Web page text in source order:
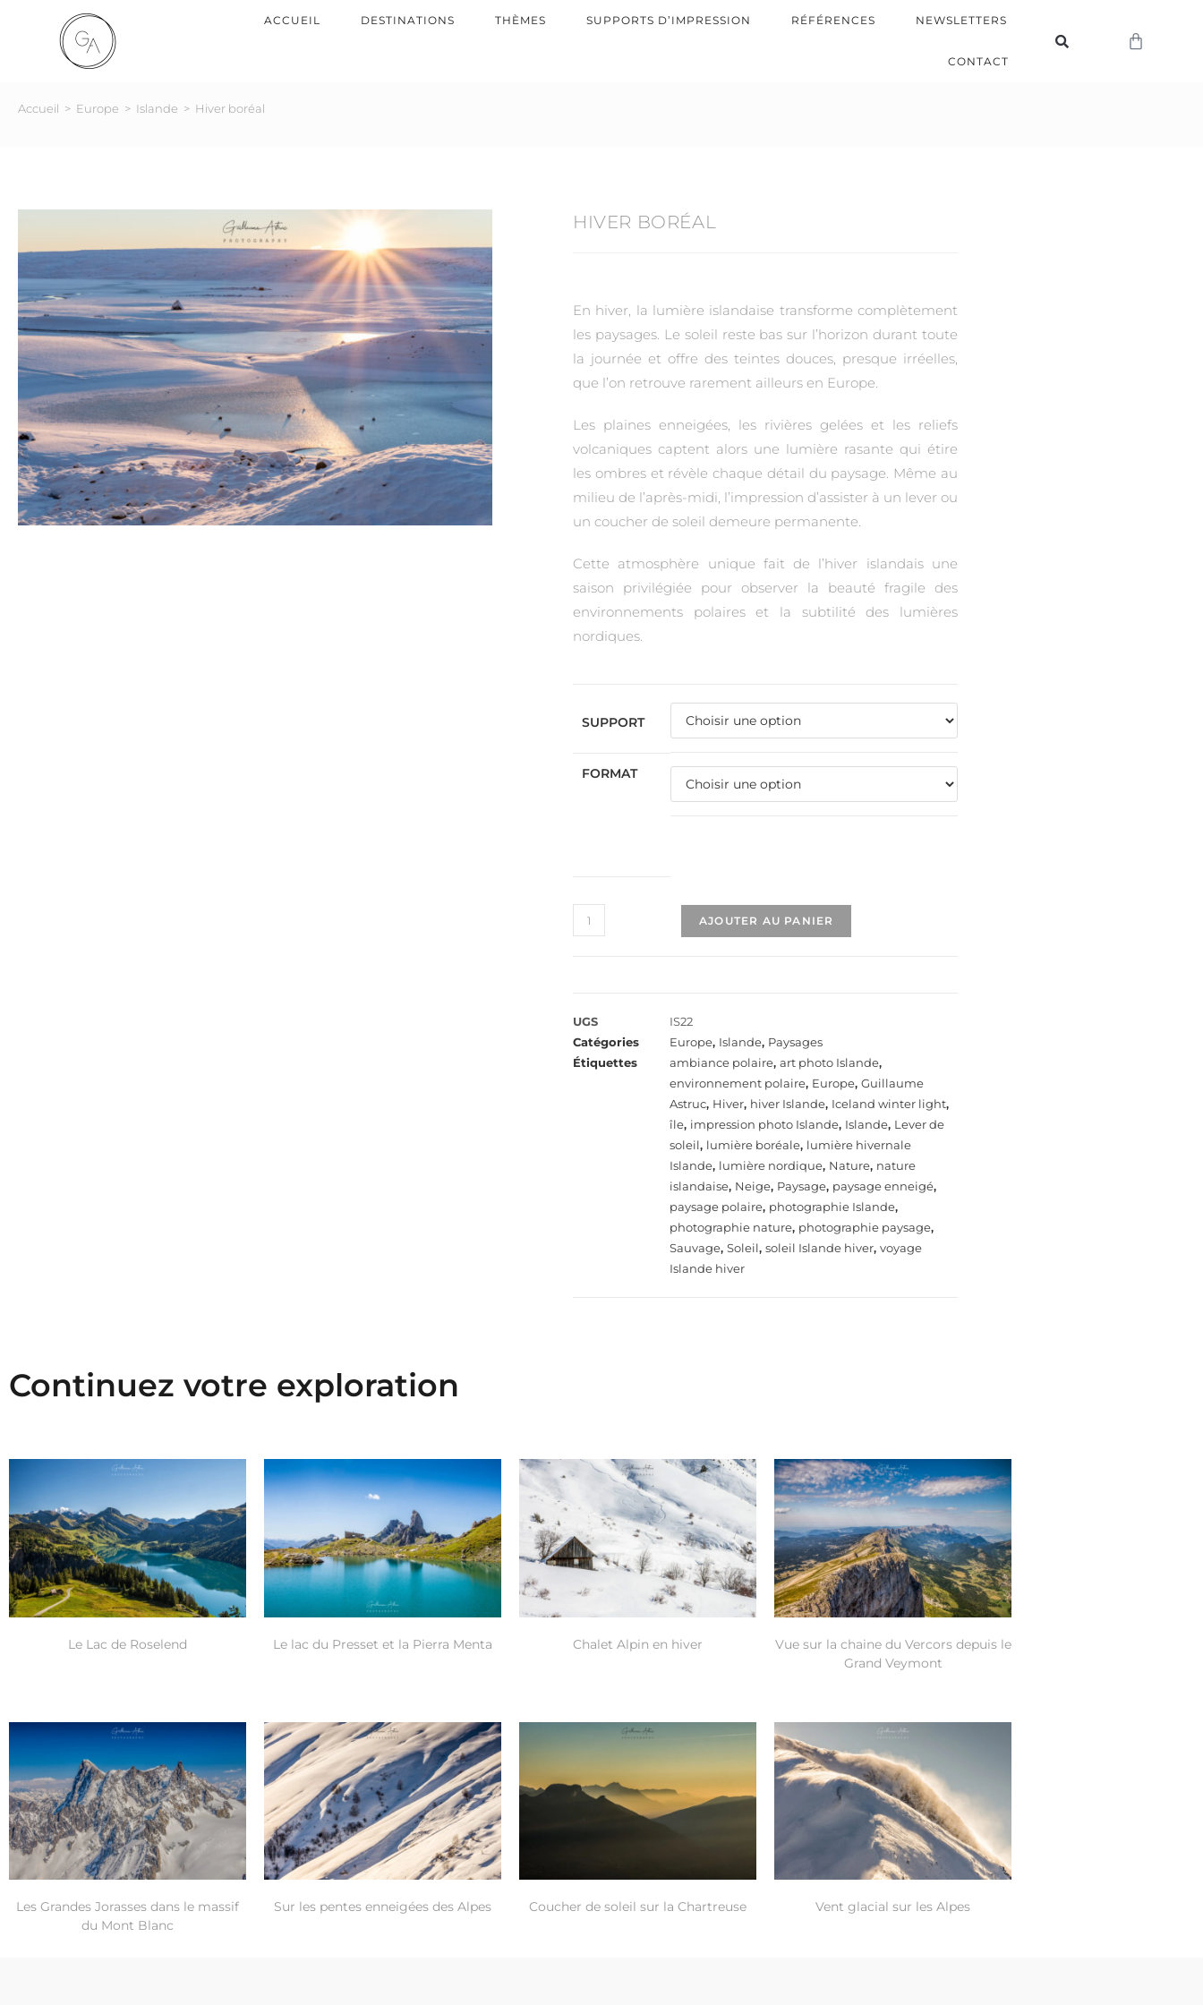
ACCUEIL DESTINATIONS THÈMES SUPPORTS D’IMPRESSION RÉFÉRENCES NEWSLETTERS
CONTACT
Accueil > Europe > Islande > Hiver boréal
HIVER BORÉAL
En hiver, la lumière islandaise transforme complètement
les paysages. Le soleil reste bas sur l’horizon durant toute
la journée et offre des teintes douces, presque irréelles,
que l’on retrouve rarement ailleurs en Europe.
Les plaines enneigées, les rivières gelées et les reliefs
volcaniques captent alors une lumière rasante qui étire
les ombres et révèle chaque détail du paysage. Même au
milieu de l’après-midi, l’impression d’assister à un lever ou
un coucher de soleil demeure permanente.
Cette atmosphère unique fait de l’hiver islandais une
saison privilégiée pour observer la beauté fragile des
environnements polaires et la subtilité des lumières
nordiques.
SUPPORT
FORMAT
AJOUTER AU PANIER
UGS
IS22
Catégories
Europe, Islande, Paysages
Étiquettes
ambiance polaire, art photo Islande,
environnement polaire, Europe, Guillaume
Astruc, Hiver, hiver Islande, Iceland winter light,
île, impression photo Islande, Islande, Lever de
soleil, lumière boréale, lumière hivernale
Islande, lumière nordique, Nature, nature
islandaise, Neige, Paysage, paysage enneigé,
paysage polaire, photographie Islande,
photographie nature, photographie paysage,
Sauvage, Soleil, soleil Islande hiver, voyage
Islande hiver
Continuez votre exploration
Le Lac de Roselend Le lac du Presset et la Pierra Menta Chalet Alpin en hiver
Vue sur la chaine du Vercors depuis le
Grand Veymont
Les Grandes Jorasses dans le massif
du Mont Blanc
Sur les pentes enneigées des Alpes Coucher de soleil sur la Chartreuse Vent glacial sur les Alpes